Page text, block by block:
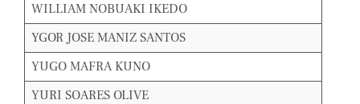
WILLIAM NOBUAKI IKEDO
YGOR JOSE MANIZ SANTOS
YUGO MAFRA KUNO
YURI SOARES OLIVE